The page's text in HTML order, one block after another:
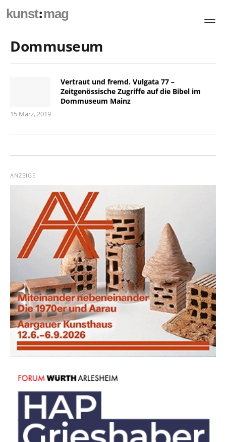
kunst:mag
Dommuseum
Vertraut und fremd. Vulgata 77 –
Zeitgenössische Zugriffe auf die Bibel im
Dommuseum Mainz
15 März, 2019
ANZEIGE